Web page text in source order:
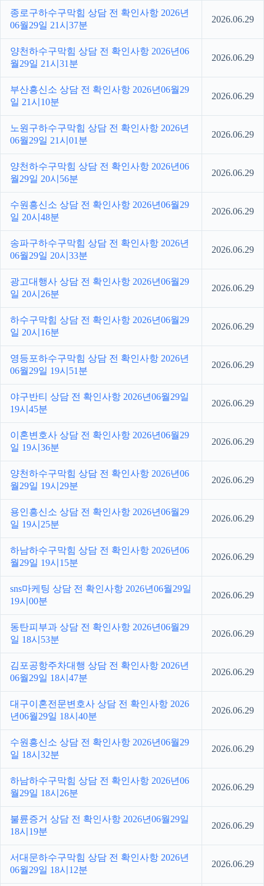
종로구하수구막힘 상담 전 확인사항 2026년
06월29일 21시37분
2026.06.29
양천하수구막힘 상담 전 확인사항 2026년06
월29일 21시31분
2026.06.29
부산흥신소 상담 전 확인사항 2026년06월29
일 21시10분
2026.06.29
노원구하수구막힘 상담 전 확인사항 2026년
06월29일 21시01분
2026.06.29
양천하수구막힘 상담 전 확인사항 2026년06
월29일 20시56분
2026.06.29
수원흥신소 상담 전 확인사항 2026년06월29
일 20시48분
2026.06.29
송파구하수구막힘 상담 전 확인사항 2026년
06월29일 20시33분
2026.06.29
광고대행사 상담 전 확인사항 2026년06월29
일 20시26분
2026.06.29
하수구막힘 상담 전 확인사항 2026년06월29
일 20시16분
2026.06.29
영등포하수구막힘 상담 전 확인사항 2026년
06월29일 19시51분
2026.06.29
야구반티 상담 전 확인사항 2026년06월29일
19시45분
2026.06.29
이혼변호사 상담 전 확인사항 2026년06월29
일 19시36분
2026.06.29
양천하수구막힘 상담 전 확인사항 2026년06
월29일 19시29분
2026.06.29
용인흥신소 상담 전 확인사항 2026년06월29
일 19시25분
2026.06.29
하남하수구막힘 상담 전 확인사항 2026년06
월29일 19시15분
2026.06.29
sns마케팅 상담 전 확인사항 2026년06월29일
19시00분
2026.06.29
동탄피부과 상담 전 확인사항 2026년06월29
일 18시53분
2026.06.29
김포공항주차대행 상담 전 확인사항 2026년
06월29일 18시47분
2026.06.29
대구이혼전문변호사 상담 전 확인사항 2026
년06월29일 18시40분
2026.06.29
수원흥신소 상담 전 확인사항 2026년06월29
일 18시32분
2026.06.29
하남하수구막힘 상담 전 확인사항 2026년06
월29일 18시26분
2026.06.29
불륜증거 상담 전 확인사항 2026년06월29일
18시19분
2026.06.29
서대문하수구막힘 상담 전 확인사항 2026년
06월29일 18시12분
2026.06.29